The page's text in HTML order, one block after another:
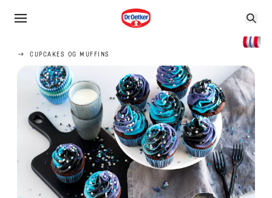
CUPCAKES OG MUFFINS